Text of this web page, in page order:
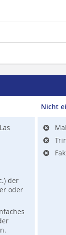
der
oder
Nicht